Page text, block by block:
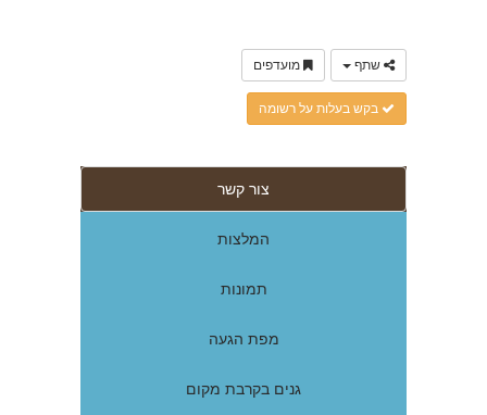
שתף מועדפים
בקש בעלות על רשומה
צור קשר
המלצות
תמונות
מפת הגעה
גנים בקרבת מקום